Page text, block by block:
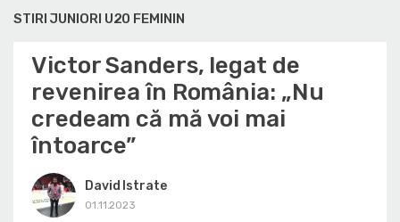
STIRI JUNIORI U20 FEMININ
Victor Sanders, legat de
revenirea în România: „Nu
credeam că mă voi mai
întoarce”
David Istrate
01.11.2023